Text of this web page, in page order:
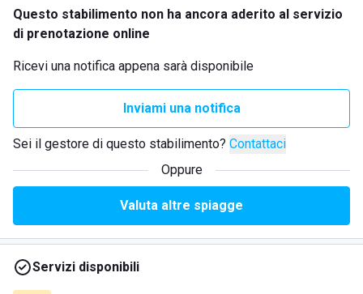
Questo stabilimento non ha ancora aderito al servizio
di prenotazione online
Ricevi una notifica appena sarà disponibile
Inviami una notifica
Sei il gestore di questo stabilimento? Contattaci
Oppure
Valuta altre spiagge
Servizi disponibili